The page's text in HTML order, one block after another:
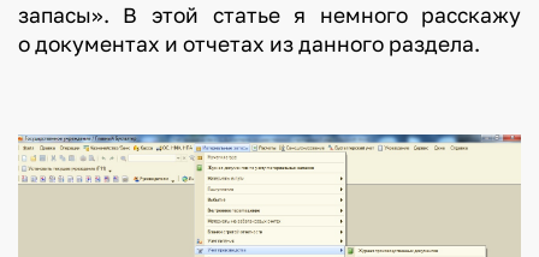
запасы». В этой статье я немного расскажу
о документах и отчетах из данного раздела.